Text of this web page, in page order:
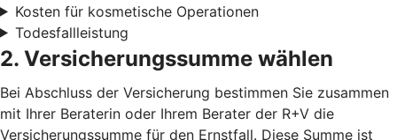
Kosten für kosmetische Operationen
Todesfallleistung
2. Versicherungssumme wählen
Bei Abschluss der Versicherung bestimmen Sie zusammen
mit Ihrer Beraterin oder Ihrem Berater der R+V die
Versicherungssumme für den Ernstfall. Diese Summe ist